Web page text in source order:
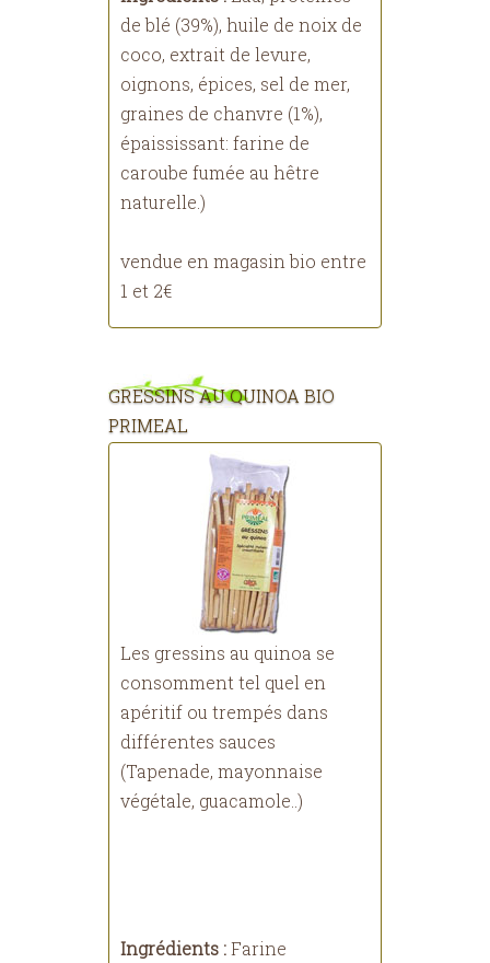
de blé (39%), huile de noix de
coco, extrait de levure,
oignons, épices, sel de mer,
graines de chanvre (1%),
épaississant: farine de
caroube fumée au hêtre
naturelle.)
vendue en magasin bio entre
1 et 2€
GRESSINS AU QUINOA BIO
PRIMEAL
Les gressins au quinoa se
consomment tel quel en
apéritif ou trempés dans
différentes sauces
(Tapenade, mayonnaise
végétale, guacamole..)
Ingrédients :Farine